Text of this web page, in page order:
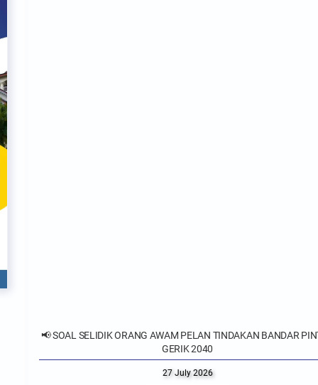
📢 SOAL SELIDIK ORANG AWAM PELAN TINDAKAN BANDAR PINTAR
GERIK 2040
27 July 2026